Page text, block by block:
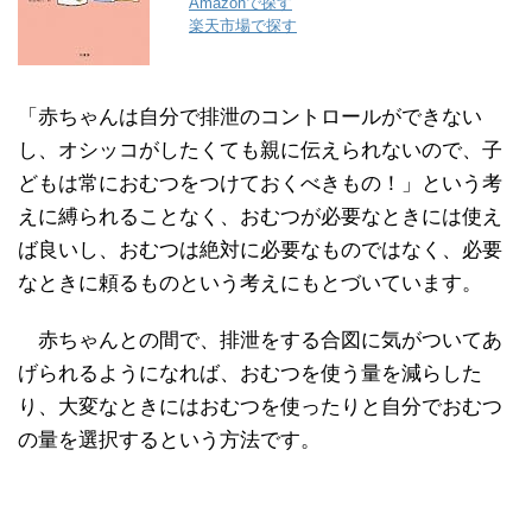
楽天市場で探す
「赤ちゃんは自分で排泄のコントロールができない
し、オシッコがしたくても親に伝えられないので、子
どもは常におむつをつけておくべきもの！」という考
えに縛られることなく、おむつが必要なときには使え
ば良いし、おむつは絶対に必要なものではなく、必要
なときに頼るものという考えにもとづいています。
赤ちゃんとの間で、排泄をする合図に気がついてあ
げられるようになれば、おむつを使う量を減らした
り、大変なときにはおむつを使ったりと自分でおむつ
の量を選択するという方法です。